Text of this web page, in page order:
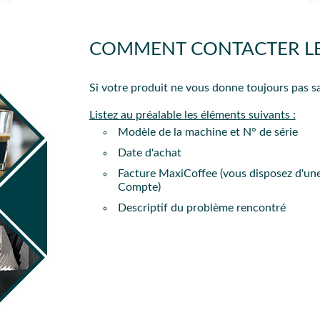
de mouture, nous vous conseillons d'utiliser un
ci seront démontables plus aisément afin de procéder à un
COMMENT CONTACTER
Si votre produit ne vous donne toujours pas
Listez au préalable les éléments suivants :
Modèle de la machine et N° de série
Date d'achat
Facture MaxiCoffee (vous disposez
Compte)
Descriptif du problème rencontré